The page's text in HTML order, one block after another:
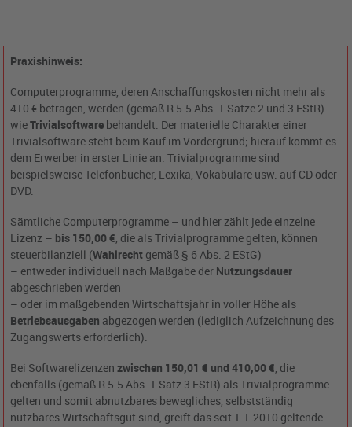
Praxishinweis:
Computerprogramme, deren Anschaffungskosten nicht mehr als
410 € betragen, werden (gemäß R 5.5 Abs. 1 Sätze 2 und 3 EStR)
wieTrivialsoftware behandelt. Der materielle Charakter einer
Trivialsoftware steht beim Kauf im Vordergrund; hierauf kommt es
dem Erwerber in erster Linie an. Trivialprogramme sind
beispielsweise Telefonbücher, Lexika, Vokabulare usw. auf CD oder
DVD.
Sämtliche Computerprogramme – und hier zählt jede einzelne
Lizenz – bis 150,00 €, die als Trivialprogramme gelten, können
steuerbilanziell (Wahlrecht gemäß § 6 Abs. 2 EStG)
– entweder individuell nach Maßgabe der Nutzungsdauer
abgeschrieben werden
– oder im maßgebenden Wirtschaftsjahr in voller Höhe als
Betriebsausgaben abgezogen werden (lediglich Aufzeichnung des
Zugangswerts erforderlich).
Bei Softwarelizenzenzwischen 150,01 € und 410,00 €, die
ebenfalls (gemäß R 5.5 Abs. 1 Satz 3 EStR) als Trivialprogramme
gelten und somit abnutzbares bewegliches, selbstständig
nutzbares Wirtschaftsgut sind, greift das seit 1.1.2010 geltende